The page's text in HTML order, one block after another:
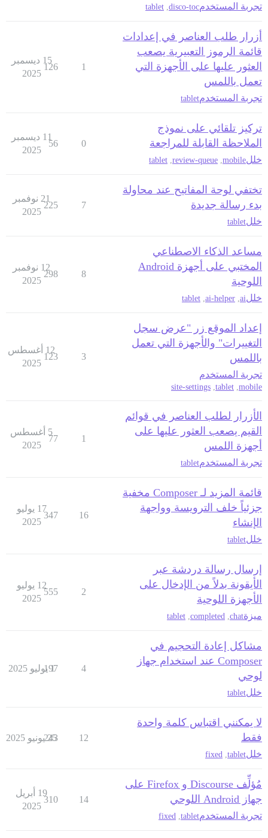
تجربة المستخدمdisco-toc
tablet
أزرار طلب العناصر في إعدادات
قائمة الرموز التعبيرية يصعب
العثور عليها على الأجهزة التي
تعمل باللمس
تجربة المستخدمtablet
1
126
15 ديسمبر
2025
تركيز تلقائي على نموذج
الملاحظة القابلة للمراجعة
خللmobile
review-queue
tablet
0
56
11 ديسمبر
2025
تختفي لوحة المفاتيح عند محاولة
بدء رسالة جديدة
خللtablet
7
225
21 نوفمبر
2025
مساعد الذكاء الاصطناعي
المختبي على أجهزة Android
اللوحية
خللai
ai-helper
tablet
8
298
12 نوفمبر
2025
إعداد الموقع زر "عرض سجل
التغييرات" والأجهزة التي تعمل
باللمس
تجربة المستخدم
mobile
,
tablet
,
site-settings
3
123
12 أغسطس
2025
الأزرار لطلب العناصر في قوائم
القيم يصعب العثور عليها على
أجهزة اللمس
تجربة المستخدمtablet
1
77
5 أغسطس
2025
قائمة المزيد لـ Composer مخفية
جزئياً خلف الترويسة وواجهة
الإنشاء
خللtablet
16
347
17 يوليو
2025
إرسال رسالة دردشة عبر
الأيقونة بدلاً من الإدخال على
الأجهزة اللوحية
ميزةchat
completed
tablet
2
555
12 يوليو
2025
مشاكل إعادة التحجيم في
Composer عند استخدام جهاز
لوحي
خللtablet
4
197
1 يوليو 2025
لا يمكنني اقتباس كلمة واحدة
فقط
خللtablet
fixed
12
243
25 يونيو 2025
مُؤلِّف Discourse و Firefox على
جهاز Android اللوحي
تجربة المستخدمtablet
fixed
14
310
19 أبريل
2025